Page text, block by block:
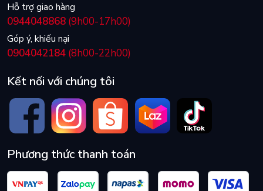
Hỗ trợ giao hàng
0944048868 (9h00-17h00)
Góp ý, khiếu nại
0904042184 (8h00-22h00)
Kết nối với chúng tôi
Phương thức thanh toán